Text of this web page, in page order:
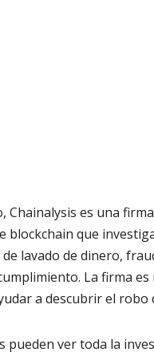
Chainalysis es una
blockchain que
lavado de dinero,
La firma es
a descubrir el robo
pueden ver toda la